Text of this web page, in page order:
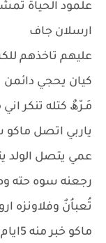
علمود الحياة
ارسلان جاف
عليهم تاخذهم
كيان يحجي دائمن
مَـرّھٌ كتله تنكر
ياربي اتصل
عمي يتصل الولد
رجعنه سوه حته
تُعباُنٌ وفلاونزه
ماكو خبر منه 5ايام ونص اليل ولد ملثم شمره باب